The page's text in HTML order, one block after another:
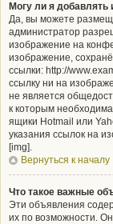
Могу ли я
Да, вы можете
администратор
изображение на
изображение,
ссылки: http://
ссылку ни на
не является
к которым
ящики Hotmail или
указания ссылок на
[img].
Вернуться к началу
Что такое важные
Эти объявления
их по возможности.